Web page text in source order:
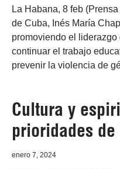
La Habana, 8 feb
de Cuba, Inés María
promoviendo el
continuar el trabajo
prevenir la violencia de
Cultura y
prioridades
enero 7, 2024